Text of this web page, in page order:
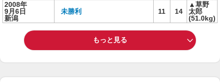
2008年
9月6日
新潟
未勝利 11 14
▲草野
太郎
(51.0kg)
もっと見る